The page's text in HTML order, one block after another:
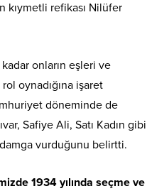
kıymetli refikası Nilüfer
onların eşleri ve
oynadığına işaret
döneminde de
Safiye Ali, Satı Kadın gibi
damga vurduğunu belirtti.
1934 yılında seçme ve